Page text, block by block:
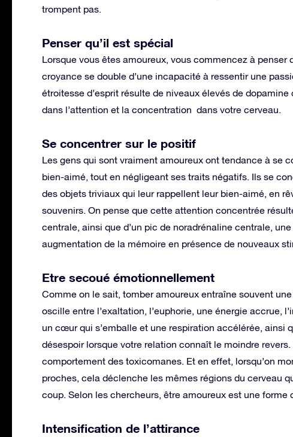
trompent pas.
Penser qu’il est spécial
Lorsque vous êtes amoureux, vous commencez à
croyance se double d’une incapacité à ressentir une
étroitesse d’esprit résulte de niveaux élevés de
dans l’attention et la concentration dans votre cerveau.
Se concentrer sur le positif
Les gens qui sont vraiment amoureux ont tendance à se
bien-aimé, tout en négligeant ses traits négatifs. Ils se
des objets triviaux qui leur rappellent leur bien-aimé, en
souvenirs. On pense que cette attention concentrée
centrale, ainsi que d’un pic de noradrénaline centrale,
augmentation de la mémoire en présence de nouveaux
Etre secoué émotionnellement
Comme on le sait, tomber amoureux entraîne souvent
oscille entre l’exaltation, l’euphorie, une énergie accrue,
un cœur qui s’emballe et une respiration accélérée, ainsi
désespoir lorsque votre relation connaît le moindre
comportement des toxicomanes. Et en effet, lorsqu’on
proches, cela déclenche les mêmes régions du cerveau
coup. Selon les chercheurs, être amoureux est une forme
Intensification de l’attirance